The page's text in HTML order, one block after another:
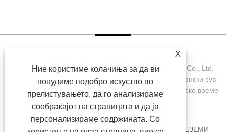
Авторски права © 2022 Symor Instrument Equipment Co., Ltd.
Комора за тестирање на животната средина, електронски сув
кабинет, комора за тестирање за забрзано атмосферско време
Сите права се задржани.
ДОМА ЗА НАС ПРОИЗВОДИ ВЕСТИ ПРЕЗЕМИ
X
Ние користиме колачиња за да ви
понудиме подобро искуство во
прелистувањето, да го анализираме
сообраќајот на страницата и да ја
персонализираме содржината. Со